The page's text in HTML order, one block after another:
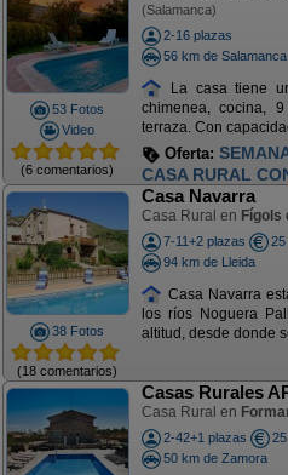
53 Fotos
Video
(6 comentarios)
(Salamanca)
2-16 plazas
56 km de Salamanca
La casa tiene
chimenea, cocina,
terraza. Con
Oferta:
CASA RURAL
38 Fotos
(18 comentarios)
Casa Navarra
Casa Rural en Fígols
7-11+2 plazas
25
94 km de Lleida
Casa Navarra
los ríos Noguera
altitud, desde donde
Casas Rurales
Casa Rural en
2-42+1 plazas
50 km de Zamora